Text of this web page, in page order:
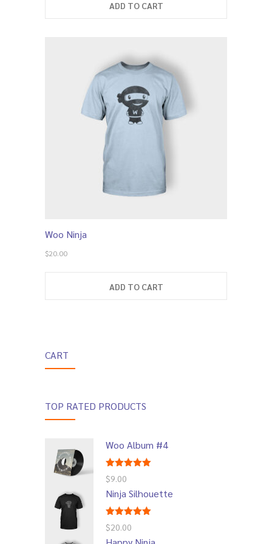
-- My account
-- List Of WooCommerce Widgets
-- Shortcodes I
---- Accordion
---- Background Video
---- Class
---- Counter Box
---- Counter List
-- Shortcodes II
---- Divider
---- Dropcap
ADD TO CART
Woo Ninja
$20.00
ADD TO CART
CART
TOP RATED PRODUCTS
Woo Album #4
Rated
out of 5
$9.00
Ninja Silhouette
Rated5.00
out of 5
$20.00